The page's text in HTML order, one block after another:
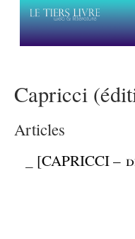
Capricci
Articles
[CAPRICCI –